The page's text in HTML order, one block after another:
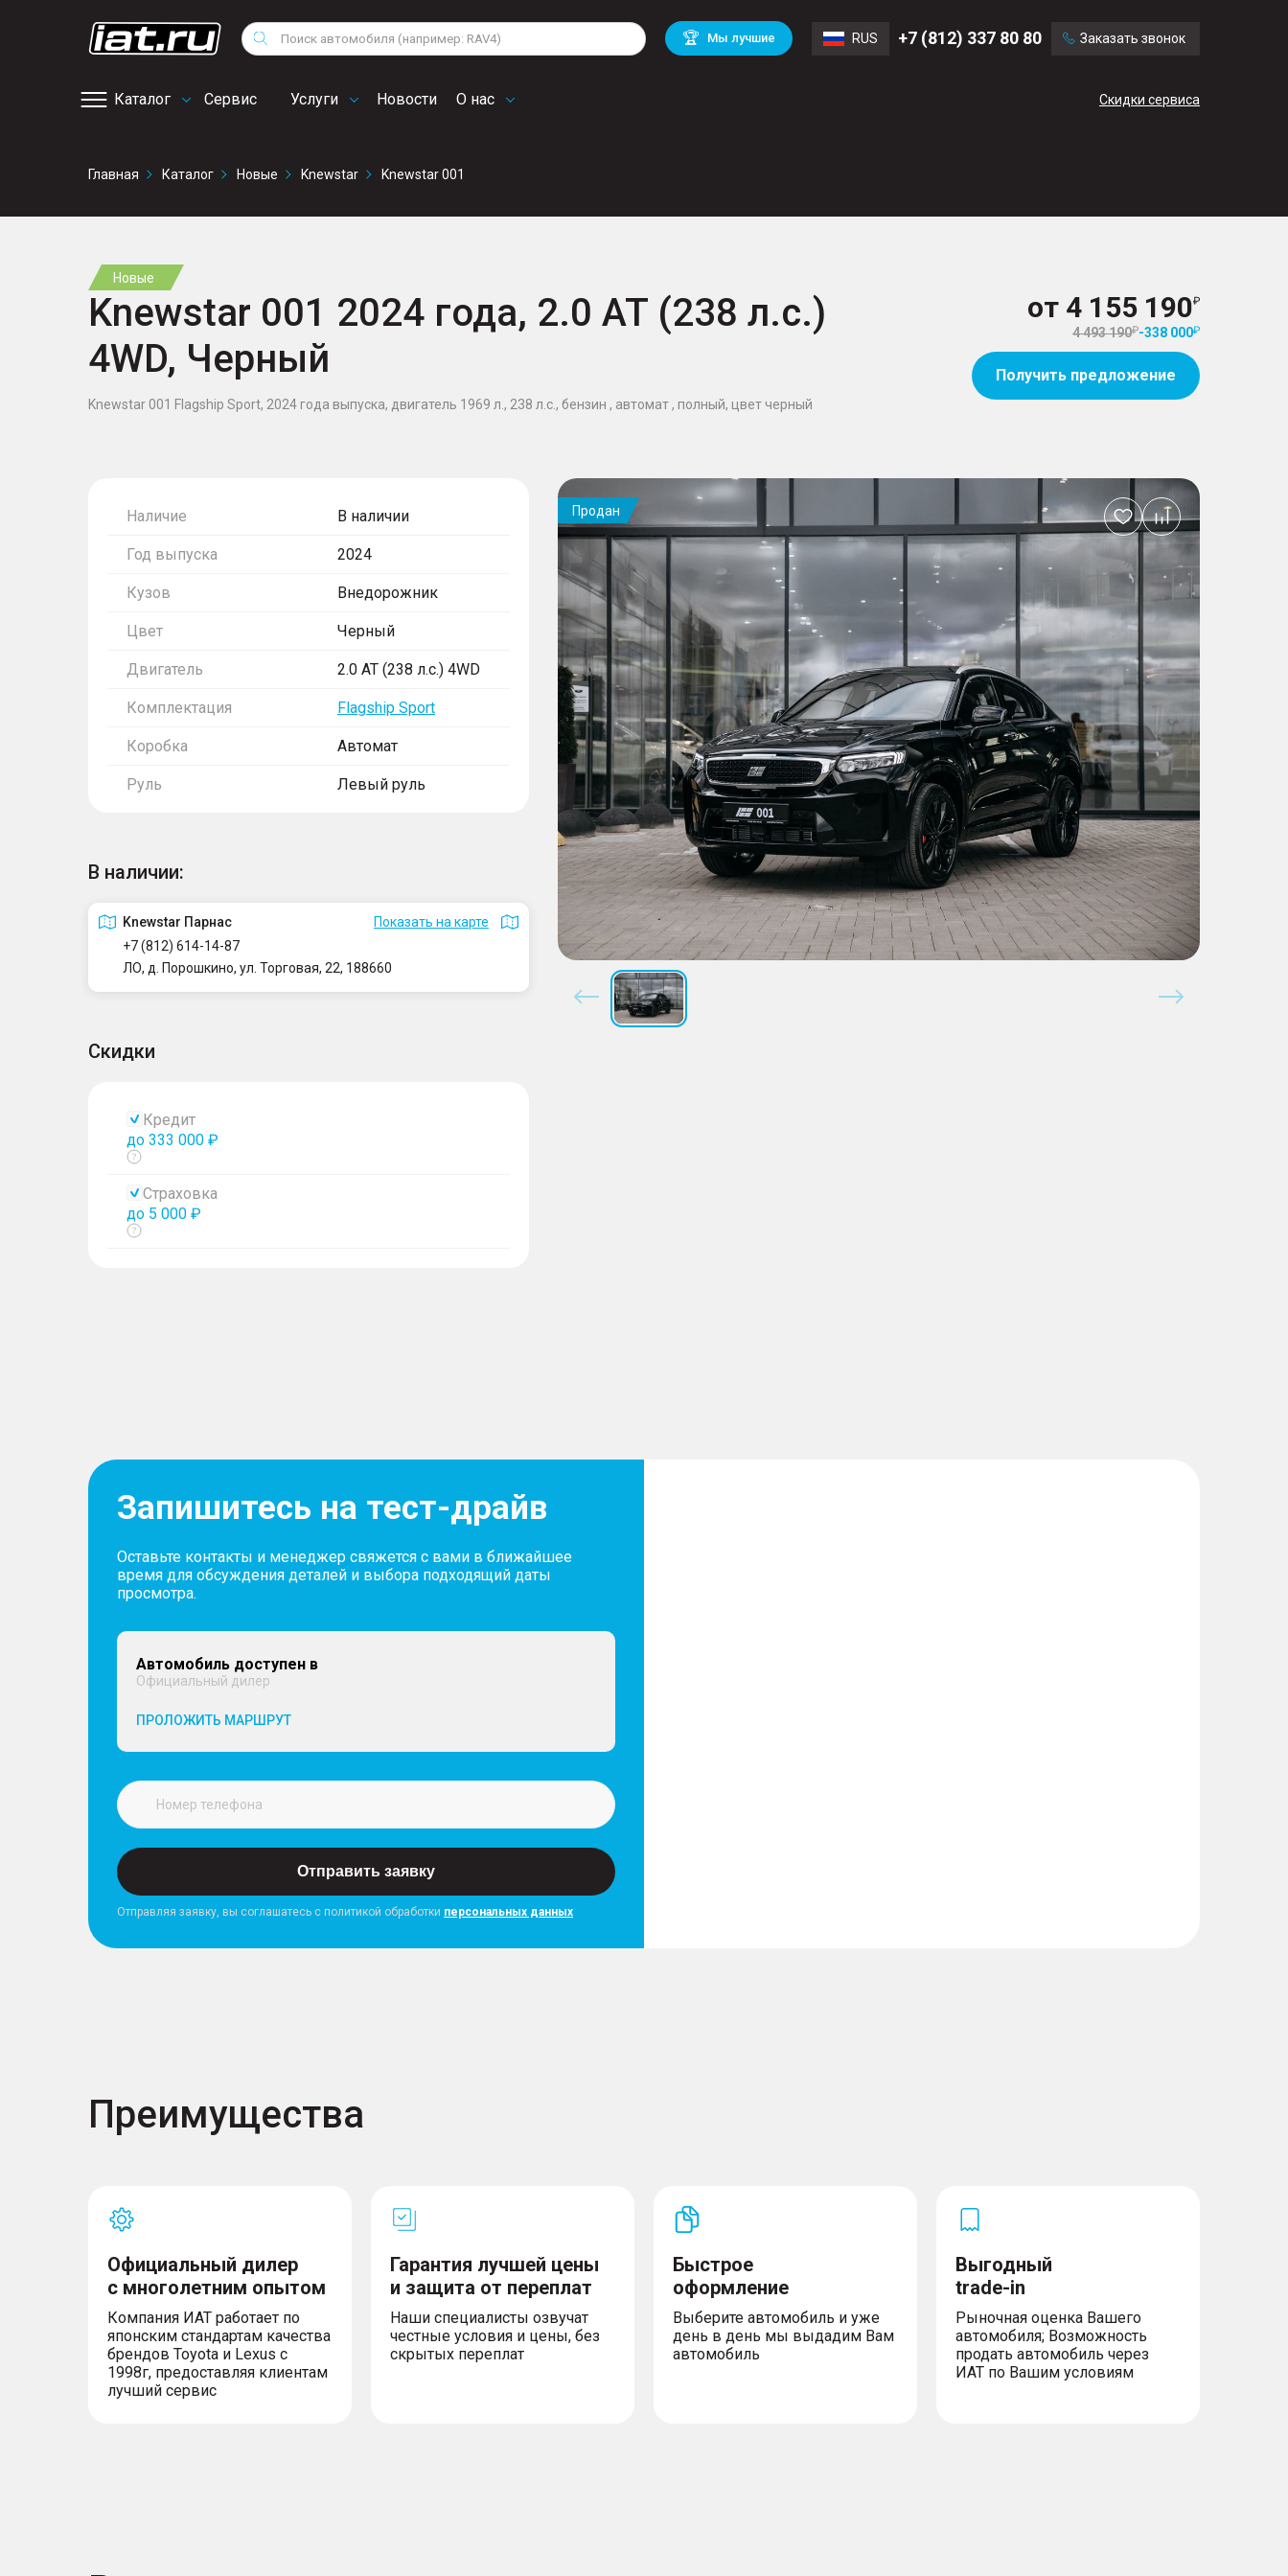
Поиск 🏆 Мы лучшие RUS +7 (812) 337 80 80 Заказать звонок
Каталог Сервис
сервис
Услуги Новости О нас Скидки сервиса
Снегоходы
Квадроциклы
Volkswagen
Mitsubishi BMW
Audi
Chevrolet Volvo
Главная Каталог Новые Knewstar Knewstar 001
Новые
Knewstar 001 2024 года, 2.0 AT (238 л.с.)
4WD, Черный
Knewstar 001 Flagship Sport, 2024 года выпуска, двигатель 1969 л., 238 л.с., бензин , автомат , полный, цвет черный
от 4 155 190
4 493 190 -338 000
Получить предложение
Наличие В наличии
Год выпуска 2024
Кузов Внедорожник
Цвет Черный
Двигатель 2.0 AT (238 л.с.) 4WD
Комплектация Flagship Sport
Коробка Автомат
Руль Левый руль
В наличии:
Knewstar Парнас
Показать на карте
+7 (812) 614-14-87
ЛО, д. Порошкино, ул. Торговая, 22, 188660
Скидки
Кредит
до 333 000 ₽
Показать
Страховка
до 5 000 ₽
Показать
Продан
Добавить
в
избранное
Запишитесь на тест-драйв
Оставьте контакты и менеджер свяжется с вами в ближайшее
время для обсуждения деталей и выбора подходящий даты
просмотра.
Автомобиль доступен в
Официальный дилер
ПРОЛОЖИТЬ МАРШРУТ
Отправить заявку
Отправляя заявку, вы соглашатесь с политикой обработки персональных данных
Преимущества
Официальный дилер
с многолетним опытом
Компания ИАТ работает по
японским стандартам качества
брендов Toyota и Lexus с
1998г, предоставляя клиентам
лучший сервис
Гарантия лучшей цены
и защита от переплат
Наши специалисты озвучат
честные условия и цены, без
скрытых переплат
Быстрое
оформление
Выберите автомобиль и уже
день в день мы выдадим Вам
автомобиль
Выгодный
trade-in
Рыночная оценка Вашего
автомобиля; Возможность
продать автомобиль через
ИАТ по Вашим условиям